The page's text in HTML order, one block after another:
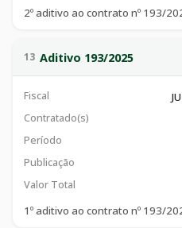
2º aditivo ao contrato nº 193/
13 Aditivo 193/2025
Fiscal
Contratado(s)
Período
Publicação
Valor Total
1º aditivo ao contrato nº 193/